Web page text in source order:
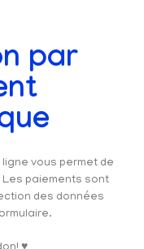
par
vous permet de
paiements sont
des données